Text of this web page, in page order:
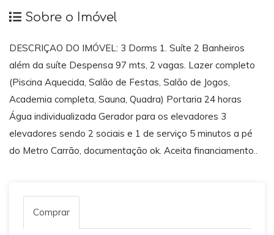
Sobre o Imóvel
DESCRIÇAO DO IMÓVEL: 3 Dorms 1. Suíte 2 Banheiros
além da suíte Despensa 97 mts, 2 vagas. Lazer completo
(Piscina Aquecida, Salão de Festas, Salão de Jogos,
Academia completa, Sauna, Quadra) Portaria 24 horas
Água individualizada Gerador para os elevadores 3
elevadores sendo 2 sociais e 1 de serviço 5 minutos a pé
do Metro Carrão, documentação ok. Aceita financiamento..
Comprar